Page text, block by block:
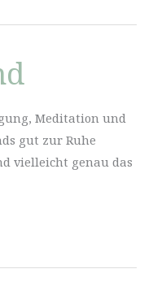
Meditation und
gut zur Ruhe
vielleicht genau das